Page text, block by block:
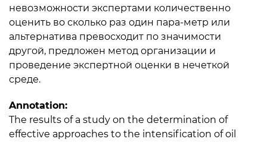
невозможности экспертами количественно
оценить во сколько раз один пара-метр или
альтернатива превосходит по значимости
другой, предложен метод организации и
проведение экспертной оценки в нечеткой
среде.
Annotation:
The results of a study on the determination of
effective approaches to the intensification of oil